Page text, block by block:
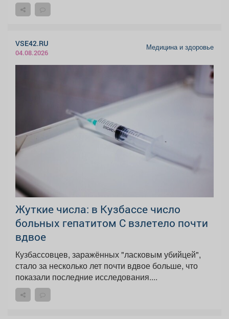
VSE42.RU
04.08.2026
Медицина и здоровье
Жуткие числа: в Кузбассе число
больных гепатитом С взлетело почти
вдвое
Кузбассовцев, заражённых "ласковым убийцей",
стало за несколько лет почти вдвое больше, что
показали последние исследования....